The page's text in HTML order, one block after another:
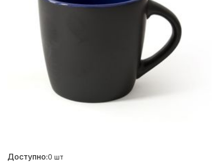
Доступно:0 шт